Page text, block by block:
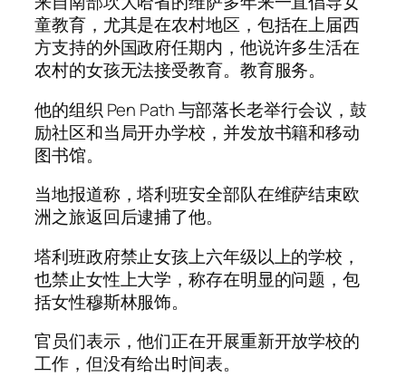
童教育，尤其是在农村地区，包括在上届西
方支持的外国政府任期内，他说许多生活在
农村的女孩无法接受教育。教育服务。
他的组织 Pen Path 与部落长老举行会议，鼓
励社区和当局开办学校，并发放书籍和移动
图书馆。
当地报道称，塔利班安全部队在维萨结束欧
洲之旅返回后逮捕了他。
塔利班政府禁止女孩上六年级以上的学校，
也禁止女性上大学，称存在明显的问题，包
括女性穆斯林服饰。
官员们表示，他们正在开展重新开放学校的
工作，但没有给出时间表。